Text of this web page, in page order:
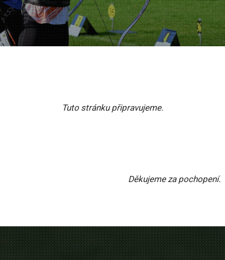
Tuto stránku připravujeme.
Děkujeme za pochopení.